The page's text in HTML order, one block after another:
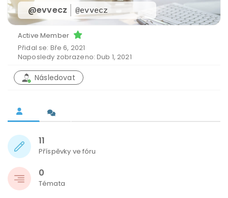
@evvecz @evvecz
Active Member
Přidal se: Bře 6, 2021
Naposledy zobrazeno: Dub 1, 2021
Následovat
11
Příspěvky ve fóru
0
Témata